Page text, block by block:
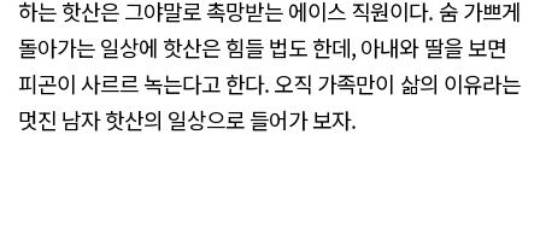
하는 핫산은 그야말로 촉망받는 에이스 직원이다. 숨 가쁘게
돌아가는 일상에 핫산은 힘들 법도 한데, 아내와 딸을 보면
피곤이 사르르 녹는다고 한다. 오직 가족만이 삶의 이유라는
멋진 남자 핫산의 일상으로 들어가 보자.